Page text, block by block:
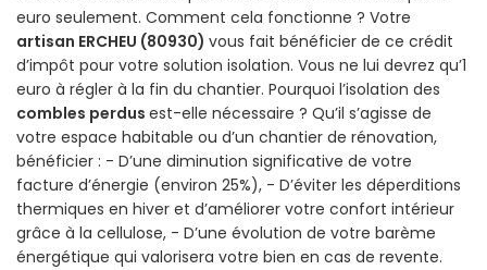
euro seulement. Comment cela fonctionne ? Votre
artisan ERCHEU (80930) vous fait bénéficier de ce crédit
d’impôt pour votre solution isolation. Vous ne lui devrez qu’1
euro à régler à la fin du chantier. Pourquoi l’isolation des
combles perdus est-elle nécessaire ? Qu’il s’agisse de
votre espace habitable ou d’un chantier de rénovation,
bénéficier : - D’une diminution significative de votre
facture d’énergie (environ 25%), - D’éviter les déperditions
thermiques en hiver et d’améliorer votre confort intérieur
grâce à la cellulose, - D’une évolution de votre barème
énergétique qui valorisera votre bien en cas de revente.